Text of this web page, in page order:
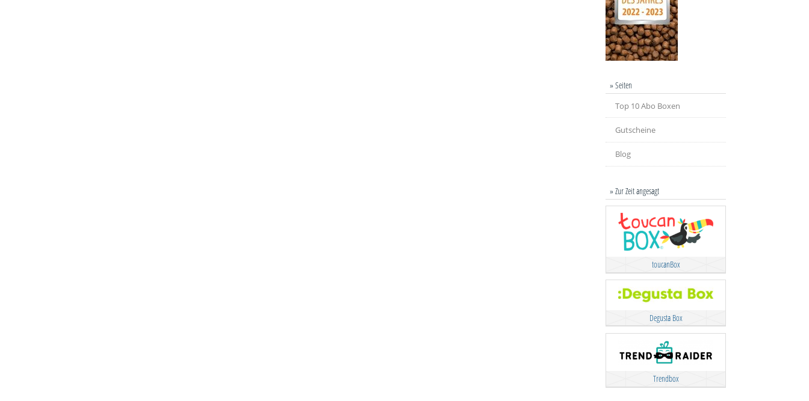
» Seiten
Top 10 Abo Boxen
Gutscheine
Blog
» Zur Zeit angesagt
toucanBox
Degusta Box
Trendbox